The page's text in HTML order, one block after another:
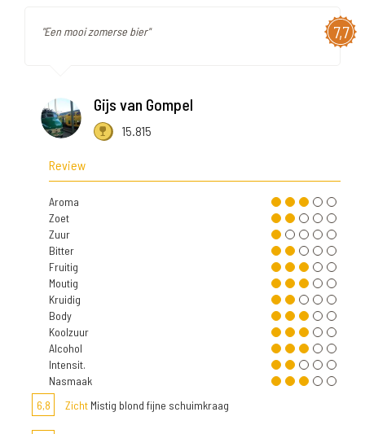
7,7
"Een mooi zomerse bier"
Gijs van Gompel
15.815
Review
Aroma
Zoet
Zuur
Bitter
Fruitig
Moutig
Kruidig
Body
Koolzuur
Alcohol
Intensit.
Nasmaak
6,8
Zicht Mistig blond fijne schuimkraag